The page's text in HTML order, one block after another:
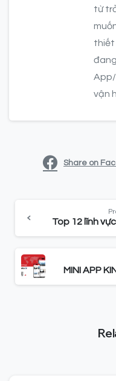
từ
thiết
vận
Share on